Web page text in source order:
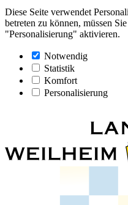
Diese Seite verwendet
betreten zu können, müssen
"Personalisierung" aktivieren.
Notwendig
Statistik
Komfort
Personalisierung